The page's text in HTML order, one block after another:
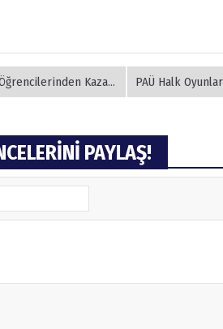
Kazak-Türk İşbirliği PAÜ Halk Oyunları Topluluğu
PAYLAŞ!